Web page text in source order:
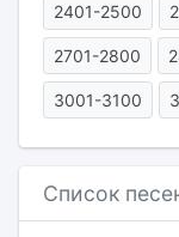
2401-2500
2701-2800
3001-3100
Список